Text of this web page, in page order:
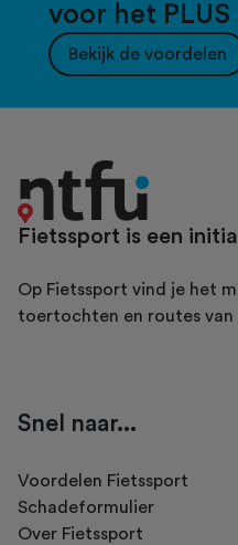
voor het
Bekijk de voordelen
Fietssport is een
Op Fietssport vind je het
toertochten en routes van
Snel naar...
Voordelen Fietssport
Schadeformulier
Over Fietssport